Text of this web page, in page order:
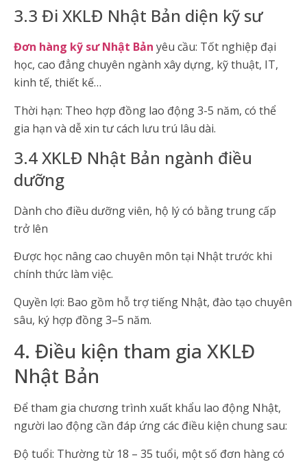
3.3 Đi XKLĐ Nhật Bản diện kỹ sư
Đơn hàng kỹ sư Nhật Bản yêu cầu: Tốt nghiệp đại
học, cao đẳng chuyên ngành xây dựng, kỹ thuật, IT,
kinh tế, thiết kế…
Thời hạn: Theo hợp đồng lao động 3-5 năm, có thể
gia hạn và dễ xin tư cách lưu trú lâu dài.
3.4 XKLĐ Nhật Bản ngành điều
dưỡng
Dành cho điều dưỡng viên, hộ lý có bằng trung cấp
trở lên
Được học nâng cao chuyên môn tại Nhật trước khi
chính thức làm việc.
Quyền lợi: Bao gồm hỗ trợ tiếng Nhật, đào tạo chuyên
sâu, ký hợp đồng 3–5 năm.
4. Điều kiện tham gia XKLĐ
Nhật Bản
Để tham gia chương trình xuất khẩu lao động Nhật,
người lao động cần đáp ứng các điều kiện chung sau:
Độ tuổi: Thường từ 18 – 35 tuổi, một số đơn hàng có